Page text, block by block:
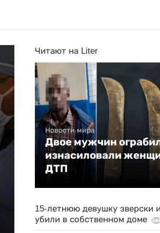
Читают на Liter
Новости мира
Двое мужчин
изнасиловали
ДТП
15-летнюю девушку зверски
убили в собственном доме